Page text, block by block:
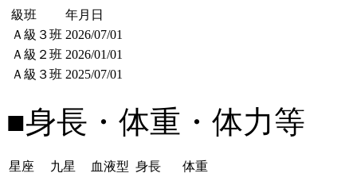
級班
年月日
Ａ級３班 2026/07/01
Ａ級２班 2026/01/01
Ａ級３班 2025/07/01
■身長・体重・体力等
星座 九星 血液型 身長
体重